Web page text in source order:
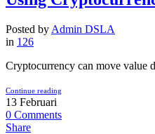
Posted by Admin DSLA
in 126
Cryptocurrency can move value
Continue reading
13 Februari
0 Comments
Share